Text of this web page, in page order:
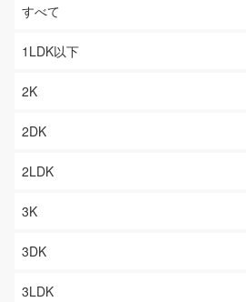
すべて
1LDK以下
2K
2DK
2LDK
3K
3DK
3LDK